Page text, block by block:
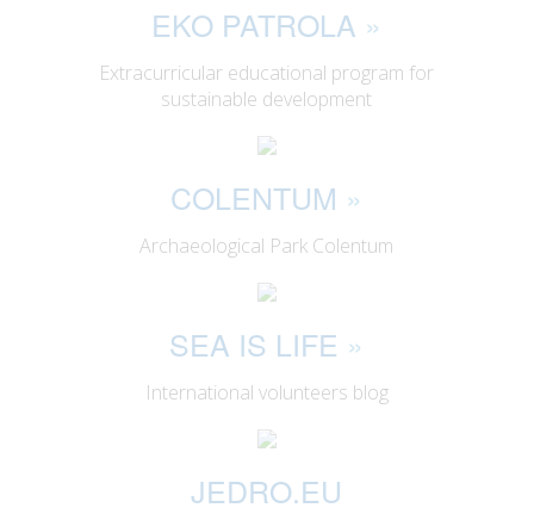
EKO PATROLA »
Extracurricular educational program for
sustainable development
COLENTUM »
Archaeological Park Colentum
SEA IS LIFE »
International volunteers blog
JEDRO.EU